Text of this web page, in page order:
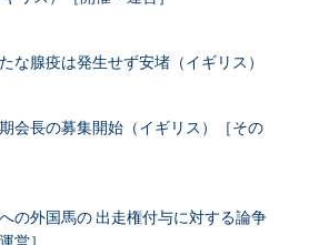
な腺疫は発生せず安堵（イギリス）
会長の募集開始（イギリス）［その
の外国馬の 出走権付与に対する論争
営］